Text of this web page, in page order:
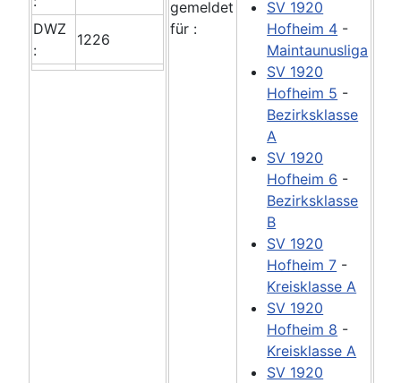
DWZ
:
1226
gemeldet
für :
SV 1920
Hofheim 4 -
Maintaunusliga
SV 1920
Hofheim 5 -
Bezirksklasse
A
SV 1920
Hofheim 6 -
Bezirksklasse
B
SV 1920
Hofheim 7 -
Kreisklasse A
SV 1920
Hofheim 8 -
Kreisklasse A
SV 1920